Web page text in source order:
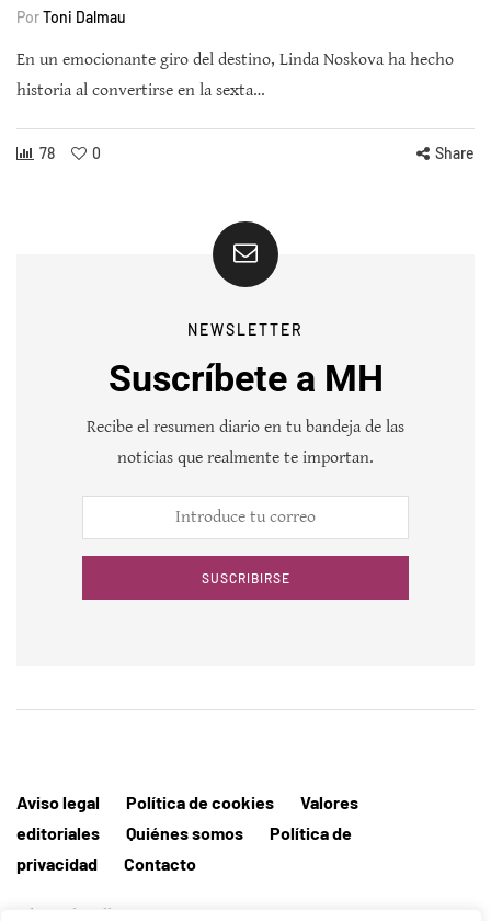
PorToni Dalmau
En un emocionante giro del destino, Linda Noskova ha hecho
historia al convertirse en la sexta…
78 0 Share
NEWSLETTER
Suscríbete a MH
Recibe el resumen diario en tu bandeja de las
noticias que realmente te importan.
SUSCRIBIRSE
Aviso legal Política de cookies
Valores
editoriales
Quiénes somos
Política de
privacidad
Contacto
Editorial MallorcaHora